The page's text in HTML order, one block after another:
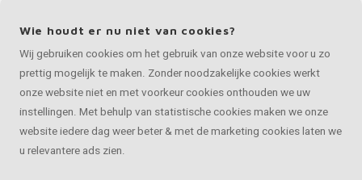
Wie houdt er nu niet van cookies?
Wij gebruiken cookies om het gebruik van onze website voor u zo
prettig mogelijk te maken. Zonder noodzakelijke cookies werkt
onze website niet en met voorkeur cookies onthouden we uw
instellingen. Met behulp van statistische cookies maken we onze
website iedere dag weer beter & met de marketing cookies laten we
u relevantere ads zien.